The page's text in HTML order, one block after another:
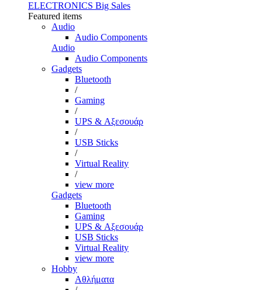
ELECTRONICS Big Sales
Featured items
Audio
Audio Components
Audio
Audio Components
Gadgets
Bluetooth
/
Gaming
/
UPS & Αξεσουάρ
/
USB Sticks
/
Virtual Reality
/
view more
Gadgets
Bluetooth
Gaming
UPS & Αξεσουάρ
USB Sticks
Virtual Reality
view more
Hobby
Αθλήματα